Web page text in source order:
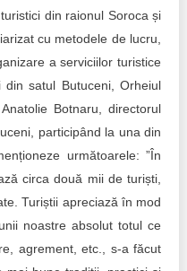
din raionul Soroca și
cu metodele de lucru,
a serviciilor turistice
din satul Butuceni, Orheiul
Botnaru, directorul
participând la una din
următoarele: ”În
circa două mii de turiști,
Turiștii apreciază în mod
noastre absolut totul ce
agrement, etc., s-a făcut